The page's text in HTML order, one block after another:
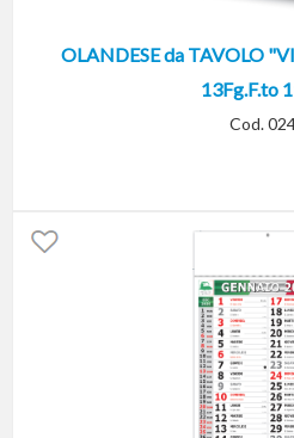
OLANDESE da TAVOLO
13Fg.F.to
Cod.